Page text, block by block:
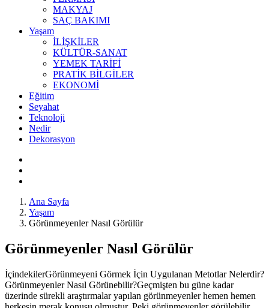
MAKYAJ
SAÇ BAKIMI
Yaşam
İLİŞKİLER
KÜLTÜR-SANAT
YEMEK TARİFİ
PRATİK BİLGİLER
EKONOMİ
Eğitim
Seyahat
Teknoloji
Nedir
Dekorasyon
Ana Sayfa
Yaşam
Görünmeyenler Nasıl Görülür
Görünmeyenler Nasıl Görülür
İçindekilerGörünmeyeni Görmek İçin Uygulanan Metotlar Nelerdir?
Görünmeyenler Nasıl Görünebilir?Geçmişten bu güne kadar
üzerinde sürekli araştırmalar yapılan görünmeyenler hemen hemen